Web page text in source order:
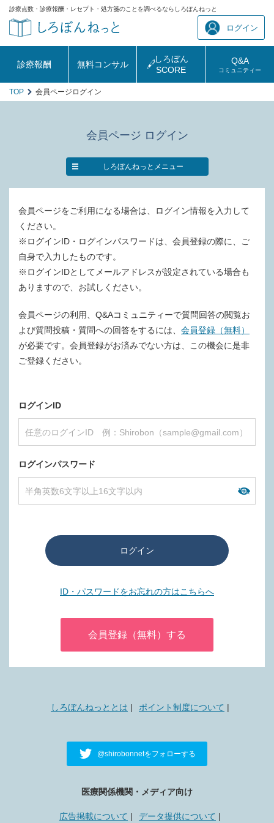
診療点数・診療報酬・レセプト・処方箋のことを調べるならしろぼんねっと
ログイン
診療報酬 無料コンサル
しろぼん
SCORE
Q&A
コミュニティー
TOP 会員ページログイン
会員ページ ログイン
しろぼんねっとメニュー
会員ページをご利用になる場合は、ログイン情報を入力して
ください。
※ログインID・ログインパスワードは、会員登録の際に、ご
自身で入力したものです。
※ログインIDとしてメールアドレスが設定されている場合も
ありますので、お試しください。
会員ページの利用、Q&Aコミュニティーで質問回答の閲覧お
よび質問投稿・質問への回答をするには、 会員登録（無料）
が必要です。会員登録がお済みでない方は、この機会に是非
ご登録ください。
ログインID
ログインパスワード
ログイン
ID・パスワードをお忘れの方はこちらへ
会員登録（無料）する
しろぼんねっととは ポイント制度について
@shirobonnetをフォローする
医療関係機関・メディア向け
広告掲載について データ提供について